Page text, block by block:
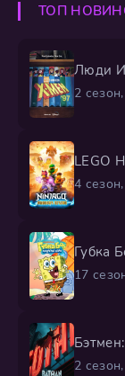
ТОП
Люди
2
LEGO
4
Губка
17
2